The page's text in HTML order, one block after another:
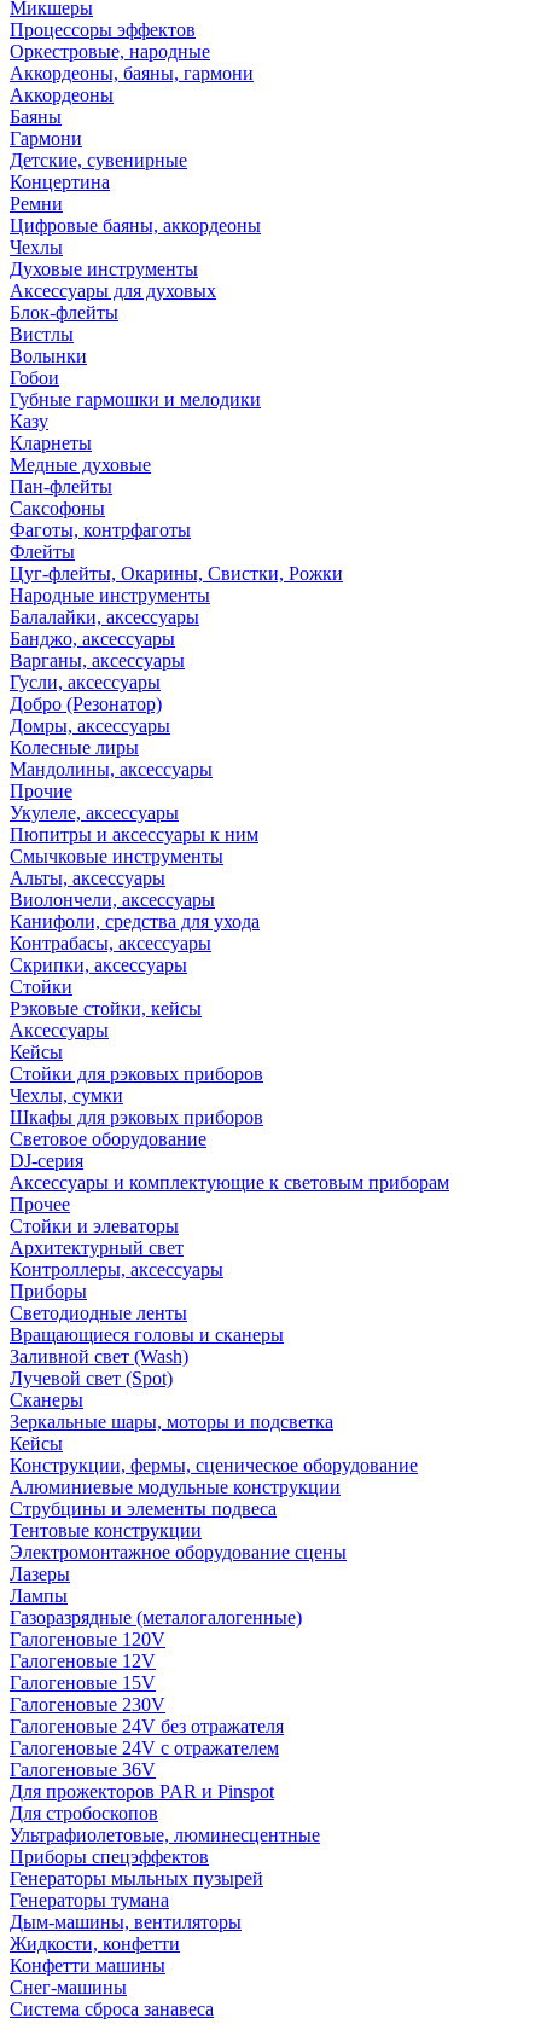
Микшеры
Процессоры эффектов
Оркестровые, народные
Аккордеоны, баяны, гармони
Аккордеоны
Баяны
Гармони
Детские, сувенирные
Концертина
Ремни
Цифровые баяны, аккордеоны
Чехлы
Духовые инструменты
Аксессуары для духовых
Блок-флейты
Вистлы
Волынки
Гобои
Губные гармошки и мелодики
Казу
Кларнеты
Медные духовые
Пан-флейты
Саксофоны
Фаготы, контрфаготы
Флейты
Цуг-флейты, Окарины, Свистки, Рожки
Народные инструменты
Балалайки, аксессуары
Банджо, аксессуары
Варганы, аксессуары
Гусли, аксессуары
Добро (Резонатор)
Домры, аксессуары
Колесные лиры
Мандолины, аксессуары
Прочие
Укулеле, аксессуары
Пюпитры и аксессуары к ним
Смычковые инструменты
Альты, аксессуары
Виолончели, аксессуары
Канифоли, средства для ухода
Контрабасы, аксессуары
Скрипки, аксессуары
Стойки
Рэковые стойки, кейсы
Аксессуары
Кейсы
Стойки для рэковых приборов
Чехлы, сумки
Шкафы для рэковых приборов
Световое оборудование
DJ-серия
Аксессуары и комплектующие к световым приборам
Прочее
Стойки и элеваторы
Архитектурный свет
Контроллеры, аксессуары
Приборы
Светодиодные ленты
Вращающиеся головы и сканеры
Заливной свет (Wash)
Лучевой свет (Spot)
Сканеры
Зеркальные шары, моторы и подсветка
Кейсы
Конструкции, фермы, сценическое оборудование
Алюминиевые модульные конструкции
Струбцины и элементы подвеса
Тентовые конструкции
Электромонтажное оборудование сцены
Лазеры
Лампы
Газоразрядные (металогалогенные)
Галогеновые 120V
Галогеновые 12V
Галогеновые 15V
Галогеновые 230V
Галогеновые 24V без отражателя
Галогеновые 24V с отражателем
Галогеновые 36V
Для прожекторов PAR и Pinspot
Для стробоскопов
Ультрафиолетовые, люминесцентные
Приборы спецэффектов
Генераторы мыльных пузырей
Генераторы тумана
Дым-машины, вентиляторы
Жидкости, конфетти
Конфетти машины
Снег-машины
Система сброса занавеса